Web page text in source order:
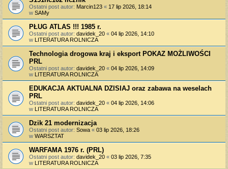
Ostatni post autor: Marcin123 « 17 lip 2026, 18:14
w SAMy
PŁUG ATLAS !!! 1985 r.
Ostatni post autor: davidek_20 « 04 lip 2026, 14:10
w LITERATURA ROLNICZA
Technologia drogowa kraj i eksport POKAZ MOŻLIWOŚCI
PRL
Ostatni post autor: davidek_20 « 04 lip 2026, 14:09
w LITERATURA ROLNICZA
EDUKACJA AKTUALNA DZISIAJ oraz zabawa na weselach
PRL
Ostatni post autor: davidek_20 « 04 lip 2026, 14:06
w LITERATURA ROLNICZA
Dzik 21 modernizacja
Ostatni post autor: Sowa « 03 lip 2026, 18:26
w WARSZTAT
WARFAMA 1976 r. (PRL)
Ostatni post autor: davidek_20 « 03 lip 2026, 7:35
w LITERATURA ROLNICZA